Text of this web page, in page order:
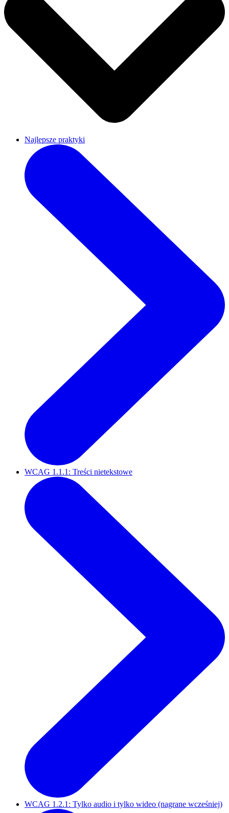
Najlepsze praktyki
WCAG 1.1.1: Treści nietekstowe
WCAG 1.2.1: Tylko audio i tylko wideo (nagrane wcześniej)